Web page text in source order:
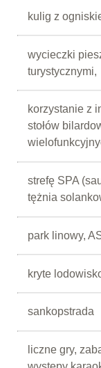
kulig z
wycieczki
turystycznymi,
korzystanie z
stołów
strefę SPA
tężnia
park linowy,
kryte
sankopstrada
liczne gry,